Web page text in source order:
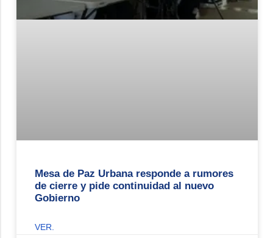
Mesa de Paz Urbana responde a rumores
de cierre y pide continuidad al nuevo
Gobierno
VER.